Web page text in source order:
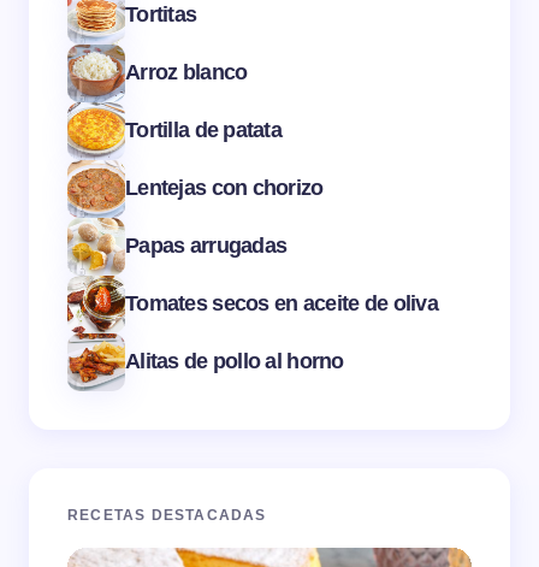
Tortitas
Arroz blanco
Tortilla de patata
Lentejas con chorizo
Papas arrugadas
Tomates secos en aceite de oliva
Alitas de pollo al horno
RECETAS DESTACADAS